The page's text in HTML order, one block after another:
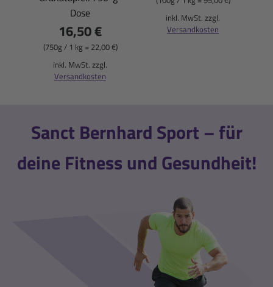
Dose
16,50 €
(750g / 1 kg = 22,00 €)
inkl. MwSt. zzgl.
Versandkosten
inkl. MwSt. zzgl.
Versandkosten
Sanct Bernhard Sport – für
deine Fitness und Gesundheit!